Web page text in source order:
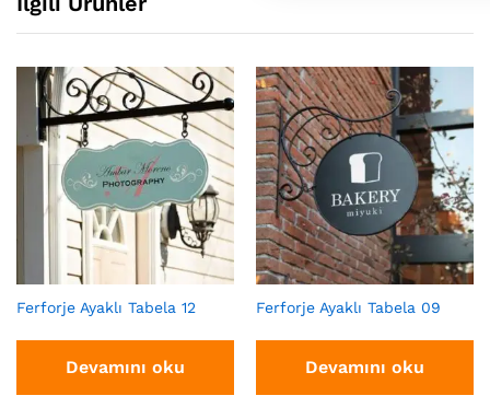
Ferforje Ayaklı Tabela 12
Devamını oku
Ferforje Ayaklı Tabela 09
Devamını oku